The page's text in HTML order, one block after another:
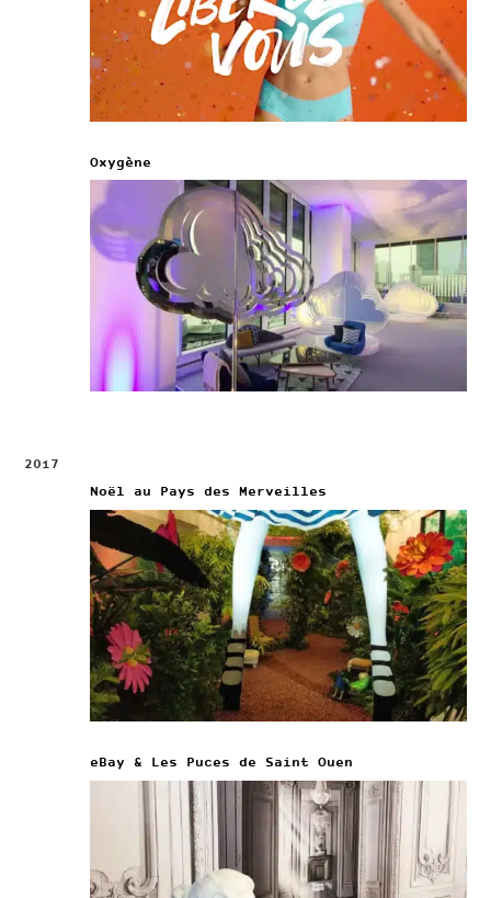
Oxygène
2017
Noël au Pays des Merveilles
eBay & Les Puces de Saint Ouen